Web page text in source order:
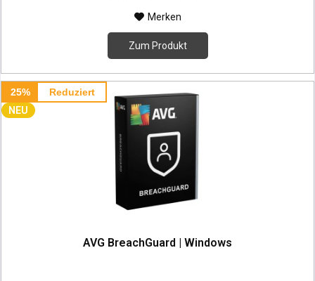
Merken
Zum Produkt
25%
Reduziert
NEU
AVG BreachGuard | Windows